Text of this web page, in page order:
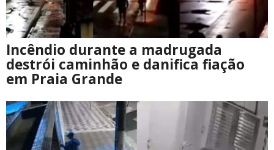
Incêndio durante a madrugada
destrói caminhão e danifica fiação
em Praia Grande